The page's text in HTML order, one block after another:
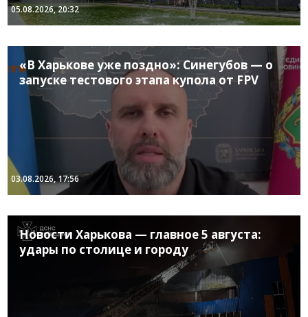
05.08.2026, 20:32
«В Харькове уже поздно»: Синегубов — о
запуске тестового этапа купола от FPV
03.08.2026, 17:56
Новости Харькова — главное 5 августа:
удары по столице и городу